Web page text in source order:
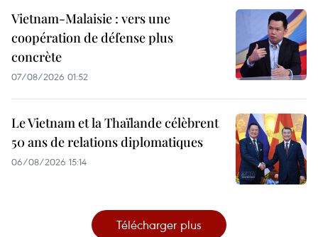
Vietnam-Malaisie : vers une
coopération de défense plus
concrète
07/08/2026 01:52
Le Vietnam et la Thaïlande célèbrent
50 ans de relations diplomatiques
06/08/2026 15:14
Télécharger plus